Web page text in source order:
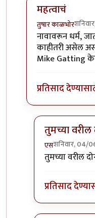
महत्वाचं
तुषार काळभोर
In reply to
नावावरून धर्म,
काहीतरी असेल
Mike Gatting
प्रतिसाद
तुमच्या वरील
एसशनिवार, 04/
In reply to
तुमच्या वरील
प्रतिसाद